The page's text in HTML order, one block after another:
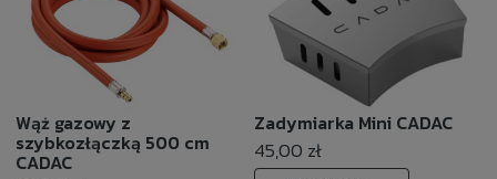
Wąż gazowy z
szybkozłączką 500 cm
CADAC
Zadymiarka Mini CADAC
45,00 zł